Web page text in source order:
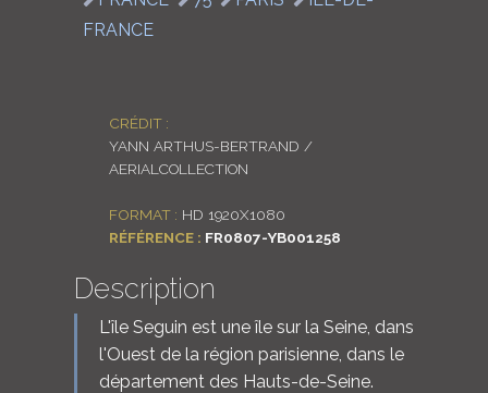
FRANCE
CRÉDIT :
YANN ARTHUS-BERTRAND /
AERIALCOLLECTION
FORMAT : HD 1920X1080
RÉFÉRENCE : FR0807-YB001258
Description
L'île Seguin est une île sur la Seine, dans
l'Ouest de la région parisienne, dans le
département des Hauts-de-Seine.